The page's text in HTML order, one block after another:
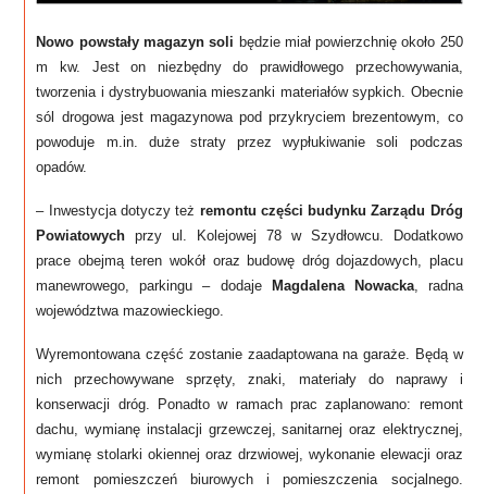
Nowo powstały magazyn soli będzie miał powierzchnię około 250
m kw. Jest on niezbędny do prawidłowego przechowywania,
tworzenia i dystrybuowania mieszanki materiałów sypkich. Obecnie
sól drogowa jest magazynowa pod przykryciem brezentowym, co
powoduje m.in. duże straty przez wypłukiwanie soli podczas
opadów.
– Inwestycja dotyczy też remontu części budynku Zarządu Dróg
Powiatowych przy ul. Kolejowej 78 w Szydłowcu. Dodatkowo
prace obejmą teren wokół oraz budowę dróg dojazdowych, placu
manewrowego, parkingu – dodaje
Magdalena Nowacka, radna
województwa mazowieckiego.
Wyremontowana część zostanie zaadaptowana na garaże. Będą w
nich przechowywane sprzęty, znaki, materiały do naprawy i
konserwacji dróg. Ponadto w ramach prac zaplanowano: remont
dachu, wymianę instalacji grzewczej, sanitarnej oraz elektrycznej,
wymianę stolarki okiennej oraz drzwiowej, wykonanie elewacji oraz
remont pomieszczeń biurowych i pomieszczenia socjalnego.